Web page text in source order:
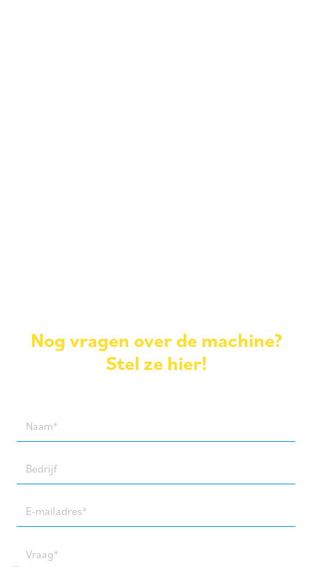
Nog vragen over de machine?
Stel ze hier!
Naam
(Required)
Bedrijf
mailadres